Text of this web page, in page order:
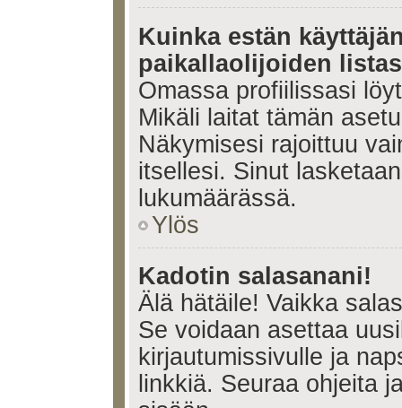
Kuinka estän
paikallaolijoiden
Omassa profiilissasi
Mikäli laitat tämän
Näkymisesi rajoittuu
itsellesi. Sinut
lukumäärässä.
Ylös
Kadotin salasanani!
Älä hätäile! Vaikka
Se voidaan asettaa
kirjautumissivulle ja
linkkiä. Seuraa ohjeita